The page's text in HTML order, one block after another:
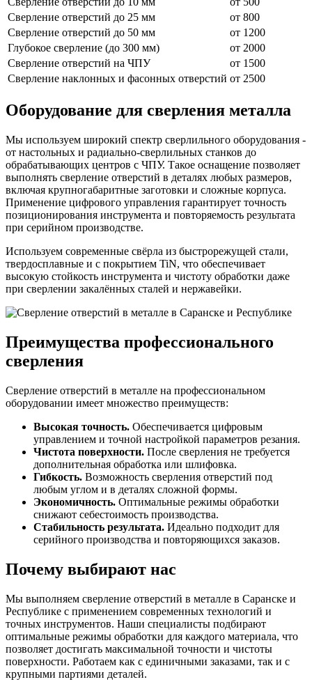
Сверление отверстий до 25 мм
от 800
Сверление отверстий до 50 мм
от 1200
Глубокое сверление (до 300 мм)
от 2000
Сверление отверстий на ЧПУ
от 1500
Сверление наклонных и фасонных отверстий от 2500
Оборудование для сверления металла
Мы используем широкий спектр сверлильного оборудования -
от настольных и радиально-сверлильных станков до
обрабатывающих центров с ЧПУ. Такое оснащение позволяет
выполнять сверление отверстий в деталях любых размеров,
включая крупногабаритные заготовки и сложные корпуса.
Применение цифрового управления гарантирует точность
позиционирования инструмента и повторяемость результата
при серийном производстве.
Используем современные свёрла из быстрорежущей стали,
твердосплавные и с покрытием TiN, что обеспечивает
высокую стойкость инструмента и чистоту обработки даже
при сверлении закалённых сталей и нержавейки.
Преимущества профессионального
сверления
Сверление отверстий в металле на профессиональном
оборудовании имеет множество преимуществ:
Высокая точность. Обеспечивается цифровым
управлением и точной настройкой параметров резания.
Чистота поверхности. После сверления не требуется
дополнительная обработка или шлифовка.
Гибкость. Возможность сверления отверстий под
любым углом и в деталях сложной формы.
Экономичность. Оптимальные режимы обработки
снижают себестоимость производства.
Стабильность результата. Идеально подходит для
серийного производства и повторяющихся заказов.
Почему выбирают нас
Мы выполняем сверление отверстий в металле в Саранске и
Республике с применением современных технологий и
точных инструментов. Наши специалисты подбирают
оптимальные режимы обработки для каждого материала, что
позволяет достигать максимальной точности и чистоты
поверхности. Работаем как с единичными заказами, так и с
крупными партиями деталей.